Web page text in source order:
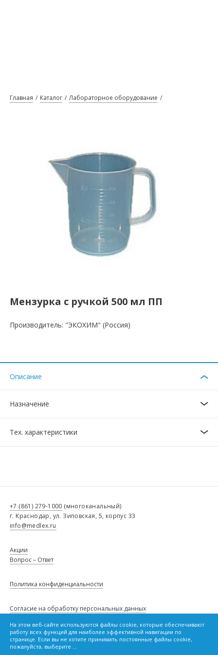
Главная Каталог Лабораторное оборудование
Мензурка с ручкой 500 мл ПП
Производитель: "ЭКОХИМ" (Россия)
Описание
Назначение
Тех. характеристики
На этом веб-сайте используются файлы cookie, которые обеспечивают
работу всех функций для наиболее эффективной навигации по
странице. Если вы не хотите принимать постоянные файлы cookie,
пожалуйста, выберите ...
+7 (861) 279-1000 (многоканальный)
г. Краснодар, ул. Зиповская, 5, корпус 33
info@medlex.ru
Акции
Вопрос – Ответ
Политика конфиденциальности
Согласие на обработку персональных данных
Политику в отношении файлов cookie